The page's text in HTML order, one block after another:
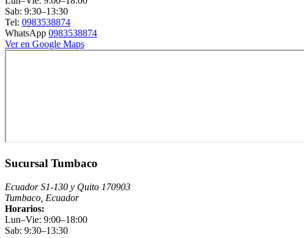
Sab: 9:30–13:30
Tel: 0983538874
WhatsApp 0983538874
Ver en Google Maps
Sucursal Tumbaco
Ecuador S1-130 y Quito 170903
Tumbaco, Ecuador
Horarios:
Lun–Vie: 9:00–18:00
Sab: 9:30–13:30